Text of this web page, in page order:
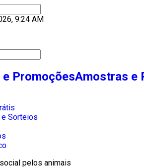
9:24 AM
Amostras e
Sorteios
pelos animais